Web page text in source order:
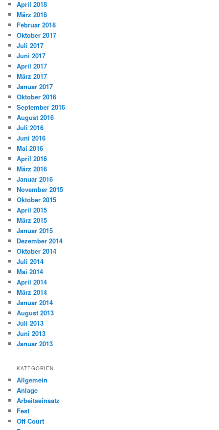
April 2018
März 2018
Februar 2018
Oktober 2017
Juli 2017
Juni 2017
April 2017
März 2017
Januar 2017
Oktober 2016
September 2016
August 2016
Juli 2016
Juni 2016
Mai 2016
April 2016
März 2016
Januar 2016
November 2015
Oktober 2015
April 2015
März 2015
Januar 2015
Dezember 2014
Oktober 2014
Juli 2014
Mai 2014
April 2014
März 2014
Januar 2014
August 2013
Juli 2013
Juni 2013
Januar 2013
KATEGORIEN
Allgemein
Anlage
Arbeitseinsatz
Fest
Off Court